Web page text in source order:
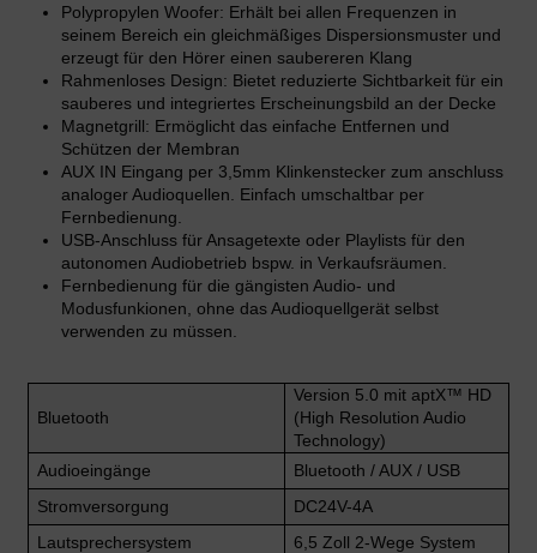
Polypropylen Woofer: Erhält bei allen Frequenzen in
seinem Bereich ein gleichmäßiges Dispersionsmuster und
erzeugt für den Hörer einen saubereren Klang
Rahmenloses Design: Bietet reduzierte Sichtbarkeit für ein
sauberes und integriertes Erscheinungsbild an der Decke
Magnetgrill: Ermöglicht das einfache Entfernen und
Schützen der Membran
AUX IN Eingang per 3,5mm Klinkenstecker zum anschluss
analoger Audioquellen. Einfach umschaltbar per
Fernbedienung.
USB-Anschluss für Ansagetexte oder Playlists für den
autonomen Audiobetrieb bspw. in Verkaufsräumen.
Fernbedienung für die gängisten Audio- und
Modusfunkionen, ohne das Audioquellgerät selbst
verwenden zu müssen.
Bluetooth
Version 5.0 mit aptX™ HD
(High Resolution Audio
Technology)
Audioeingänge
Bluetooth / AUX / USB
Stromversorgung
DC24V-4A
Lautsprechersystem
6,5 Zoll 2-Wege System